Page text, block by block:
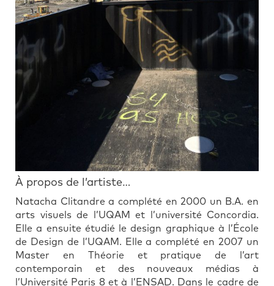
À propos de l’artiste…
Natacha Clitandre a complété en 2000 un B.A. en
arts visuels de l’UQAM et l’université Concordia.
Elle a ensuite étudié le design graphique à l’École
de Design de l’UQAM. Elle a complété en 2007 un
Master en Théorie et pratique de l’art
contemporain et des nouveaux médias à
l’Université Paris 8 et à l’ENSAD. Dans le cadre de